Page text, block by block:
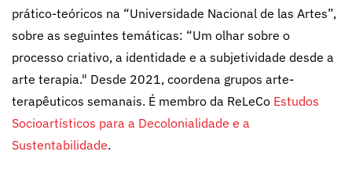
prático-teóricos na “Universidade Nacional de las Artes”,
sobre as seguintes temáticas: “Um olhar sobre o
processo criativo, a identidade e a subjetividade desde a
arte terapia." Desde 2021, coordena grupos arte-
terapêuticos semanais. É membro da ReLeCo Estudos
Socioartísticos para a Decolonialidade e a
Sustentabilidade.